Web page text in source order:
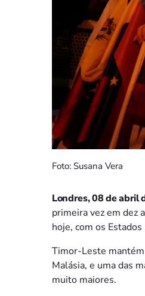
Foto: Susana Vera
Londres, 08 de abril
primeira vez em dez
hoje, com os
Timor-Leste
Malásia, e uma das
muito maiores.